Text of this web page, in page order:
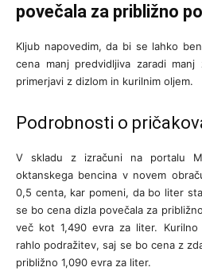
povečala za približno
Kljub napovedim, da bi se lahko
cena manj predvidljiva zaradi
primerjavi z dizlom in kurilnim oljem.
Podrobnosti o
V skladu z izračuni na portalu
oktanskega bencina v novem
0,5 centa, kar pomeni, da bo liter
se bo cena dizla povečala za
več kot 1,490 evra za liter.
rahlo podražitev, saj se bo cena z
približno 1,090 evra za liter.